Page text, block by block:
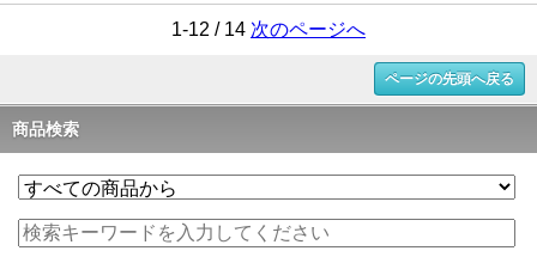
1-12 / 14 次のページへ
ページの先頭へ戻る
商品検索